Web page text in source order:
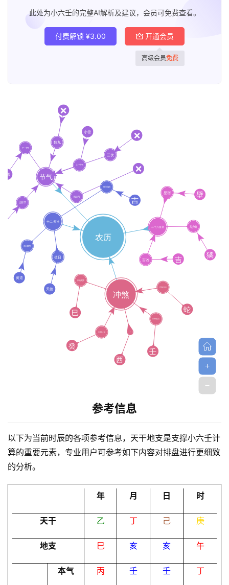
首
页
占
此处为小六壬的完整AI解析及建议，会员可免费查看。
付费解锁 ¥3.00 开通会员
高级会员免费
参考信息
以下为当前时辰的各项参考信息，天干地支是支撑小六壬计
算的重要元素，专业用户可参考如下内容对排盘进行更细致
的分析。
年 月 日 时
天干 乙 丁 己 庚
地支 巳 亥 亥 午
本气 丙 壬 壬 丁